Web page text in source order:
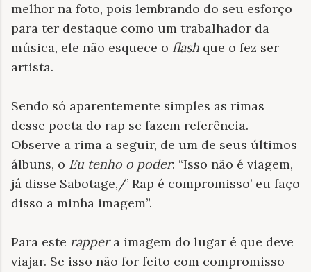
melhor na foto, pois lembrando do seu esforço
para ter destaque como um trabalhador da
música, ele não esquece o flash que o fez ser
artista.
Sendo só aparentemente simples as rimas
desse poeta do rap se fazem referência.
Observe a rima a seguir, de um de seus últimos
álbuns, o Eu tenho o poder: “Isso não é viagem,
já disse Sabotage,/’ Rap é compromisso’ eu faço
disso a minha imagem”.
Para este rappera imagem do lugar é que deve
viajar. Se isso não for feito com compromisso